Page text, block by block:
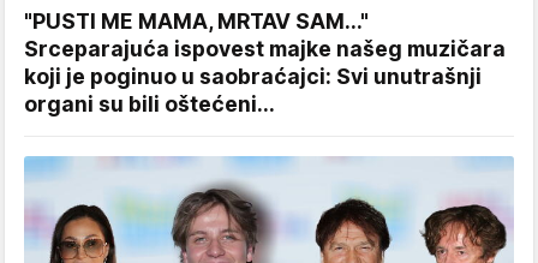
"PUSTI ME MAMA, MRTAV SAM..."
Srceparajuća ispovest majke našeg muzičara
koji je poginuo u saobraćajci: Svi unutrašnji
organi su bili oštećeni...